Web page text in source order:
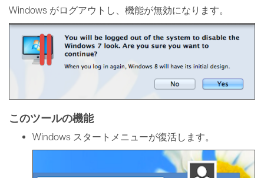
Windows がログアウトし、機能が無効になります。
このツールの機能
Windows スタートメニューが復活します。